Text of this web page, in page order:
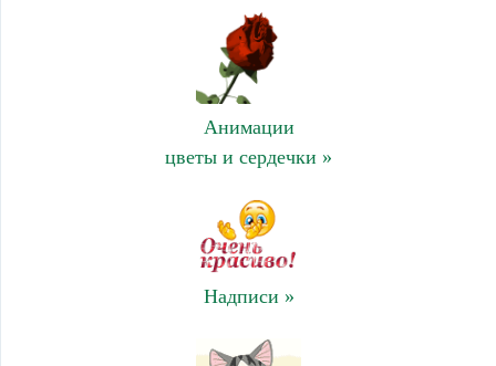
Анимации
цветы и сердечки »
Надписи »